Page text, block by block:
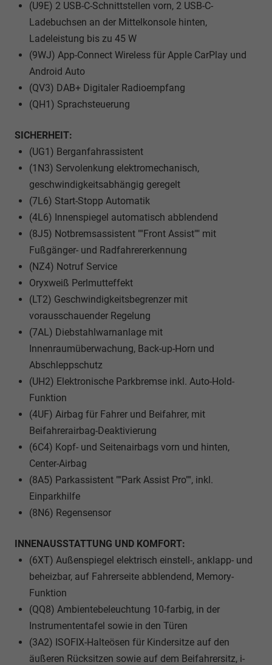
(U9E) 2 USB-C-Schnittstellen vorn, 2 USB-C-
Ladebuchsen an der Mittelkonsole hinten,
Ladeleistung bis zu 45 W
(9WJ) App-Connect Wireless für Apple CarPlay und
Android Auto
(QV3) DAB+ Digitaler Radioempfang
(QH1) Sprachsteuerung
SICHERHEIT:
(UG1) Berganfahrassistent
(1N3) Servolenkung elektromechanisch,
geschwindigkeitsabhängig geregelt
(7L6) Start-Stopp Automatik
(4L6) Innenspiegel automatisch abblendend
(8J5) Notbremsassistent ""Front Assist"" mit
Fußgänger- und Radfahrererkennung
(NZ4) Notruf Service
Oryxweiß Perlmutteffekt
(LT2) Geschwindigkeitsbegrenzer mit
vorausschauender Regelung
(7AL) Diebstahlwarnanlage mit
Innenraumüberwachung, Back-up-Horn und
Abschleppschutz
(UH2) Elektronische Parkbremse inkl. Auto-Hold-
Funktion
(4UF) Airbag für Fahrer und Beifahrer, mit
Beifahrerairbag-Deaktivierung
(6C4) Kopf- und Seitenairbags vorn und hinten,
Center-Airbag
(8A5) Parkassistent ""Park Assist Pro"", inkl.
Einparkhilfe
(8N6) Regensensor
INNENAUSSTATTUNG UND KOMFORT:
(6XT) Außenspiegel elektrisch einstell-, anklapp- und
beheizbar, auf Fahrerseite abblendend, Memory-
Funktion
(QQ8) Ambientebeleuchtung 10-farbig, in der
Instrumententafel sowie in den Türen
(3A2) ISOFIX-Halteösen für Kindersitze auf den
äußeren Rücksitzen sowie auf dem Beifahrersitz, i-